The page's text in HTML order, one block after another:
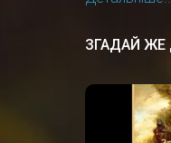
ЗГАДАЙ ЖЕ